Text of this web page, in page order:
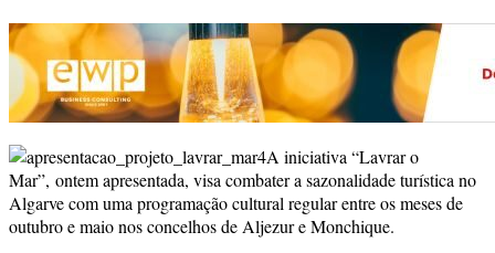
A iniciativa “Lavrar o
Mar”, ontem apresentada, visa combater a sazonalidade turística no
Algarve com uma programação cultural regular entre os meses de
outubro e maio nos concelhos de Aljezur e Monchique.